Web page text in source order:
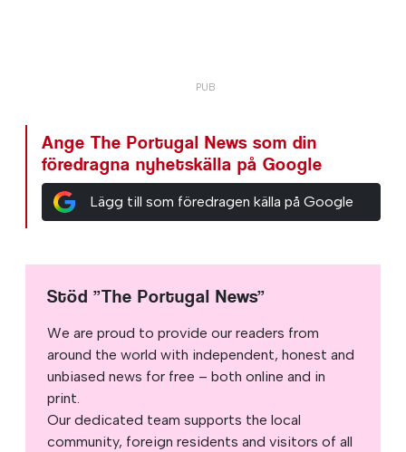
Ange The Portugal News som din
föredragna nyhetskälla på Google
Lägg till som föredragen källa på Google
Stöd ”The Portugal News”
We are proud to provide our readers from
around the world with independent, honest and
unbiased news for free – both online and in
print.
Our dedicated team supports the local
community, foreign residents and visitors of all